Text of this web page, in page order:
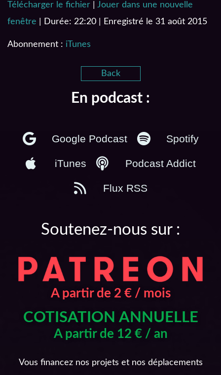
RSS FEED
Télécharger le fichier
Jouer dans une nouvelle
fenêtre
Durée: 22:20 Enregistré le 31 août 2015
Abonnement : iTunes
Back
En podcast :
Google Podcast Spotify
iTunes Podcast Addict
Flux RSS
Soutenez-nous sur :
A partir de 2 € / mois
COTISATION ANNUELLE
A partir de 12 € / an
Vous financez nos projets et nos déplacements